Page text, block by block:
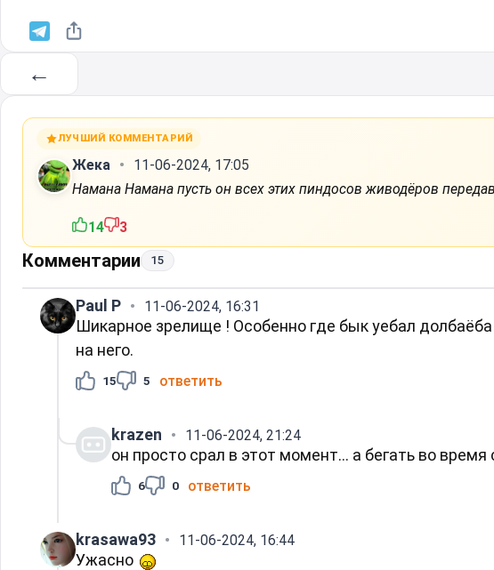
←
ЛУЧШИЙ КОММЕНТАРИЙ
Жека
11-06-2024, 17:05
Намана Намана пусть он всех этих пиндосов живодёров
14 3
Комментарии 15
Paul P 11-06-2024, 16:31
Шикарное зрелище ! Особенно где бык уебал
на него.
15 5 ответить
krazen 11-06-2024, 21:24
он просто срал в этот момент... а бегать во время
6 0 ответить
krasawa93 11-06-2024, 16:44
Ужасно